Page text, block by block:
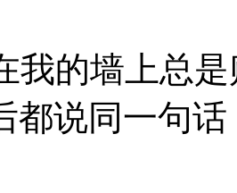
我的墙上总
都说同一句